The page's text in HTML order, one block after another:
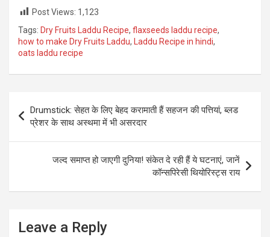
Post Views: 1,123
Tags: Dry Fruits Laddu Recipe, flaxseeds laddu recipe,
how to make Dry Fruits Laddu, Laddu Recipe in hindi,
oats laddu recipe
navigation
Drumstick: सेहत के लिए बेहद करामाती हैं सहजन की पत्तियां, ब्लड
प्रेशर के साथ अस्थमा में भी असरदार
जल्द समाप्त हो जाएगी दुनिया! संकेत दे रही हैं ये घटनाएं, जानें
कॉन्सपिरेसी थियोरिस्ट्स राय
Leave a Reply